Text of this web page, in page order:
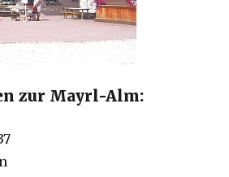
zur Mayrl-Alm: